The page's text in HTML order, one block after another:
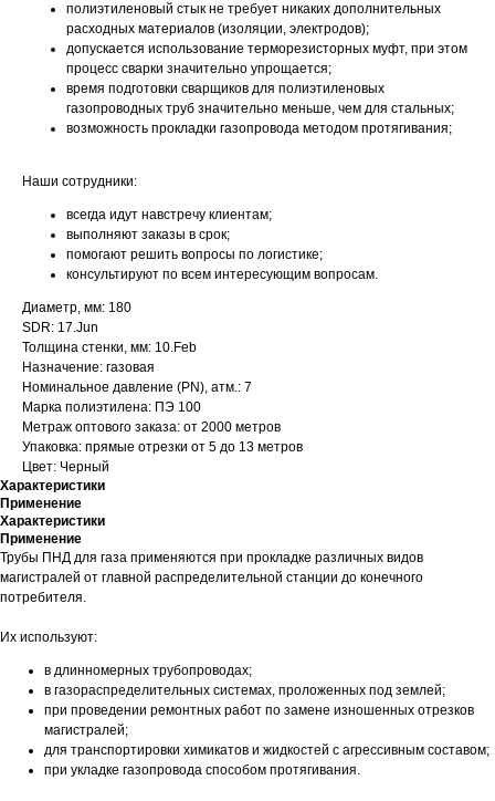
полиэтиленовый стык не требует никаких дополнительных
расходных материалов (изоляции, электродов);
допускается использование терморезисторных муфт, при этом
процесс сварки значительно упрощается;
время подготовки сварщиков для полиэтиленовых
газопроводных труб значительно меньше, чем для стальных;
возможность прокладки газопровода методом протягивания;
Наши сотрудники:
всегда идут навстречу клиентам;
выполняют заказы в срок;
помогают решить вопросы по логистике;
консультируют по всем интересующим вопросам.
Диаметр, мм: 180
SDR: 17.Jun
Толщина стенки, мм: 10.Feb
Назначение: газовая
Номинальное давление (PN), атм.: 7
Марка полиэтилена: ПЭ 100
Метраж оптового заказа: от 2000 метров
Упаковка: прямые отрезки от 5 до 13 метров
Цвет: Черный
Характеристики
Применение
Характеристики
Применение
Трубы ПНД для газа применяются при прокладке различных видов
магистралей от главной распределительной станции до конечного
потребителя.
Их используют:
в длинномерных трубопроводах;
в газораспределительных системах, проложенных под землей;
при проведении ремонтных работ по замене изношенных отрезков
магистралей;
для транспортировки химикатов и жидкостей с агрессивным составом;
при укладке газопровода способом протягивания.